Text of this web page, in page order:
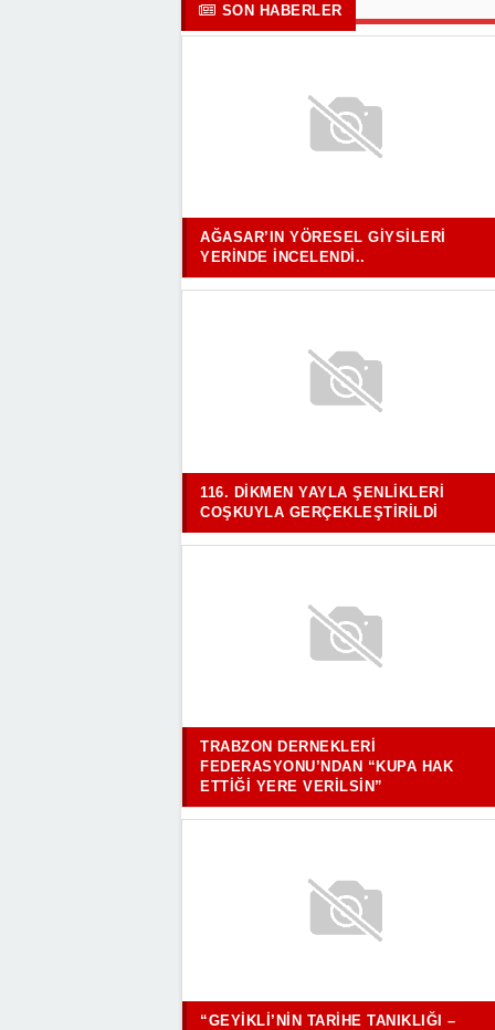
SON HABERLER
AĞASAR’IN YÖRESEL GIYSILERI
YERINDE İNCELENDI..
116. DIKMEN YAYLA ŞENLIKLERI
COŞKUYLA GERÇEKLEŞTIRILDI
TRABZON DERNEKLERI
FEDERASYONU’NDAN “KUPA HAK
ETTIĞI YERE VERILSIN”
“GEYIKLI’NIN TARIHE TANIKLIĞI –